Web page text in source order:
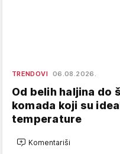
TRENDOVI 06.08.2026.
Od belih haljina do
komada koji su
temperature
Komentariši